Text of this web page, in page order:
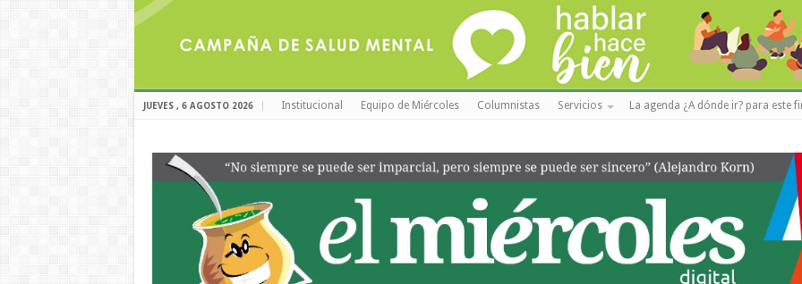
JUEVES , 6 AGOSTO 2026 Institucional Equipo de Miércoles Columnistas Servicios La agenda ¿A dónde ir? para este